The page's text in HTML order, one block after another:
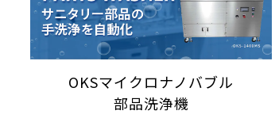
OKSマイクロナノバブル
部品洗浄機